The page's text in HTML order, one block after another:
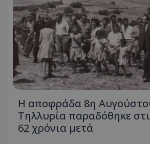
Η αποφράδα 8η
Τηλλυρία παραδόθηκε
62 χρόνια μετά
VISITOR_PRIVACY_METADATA